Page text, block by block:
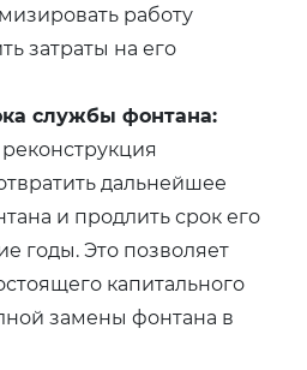
работу
затраты на его
службы фонтана:
дальнейшее
и продлить срок его
годы. Это позволяет
капитального
замены фонтана в